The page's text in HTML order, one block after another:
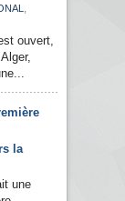
,
ouvert,
la
une